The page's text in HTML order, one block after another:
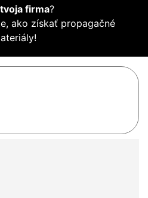
firma?
ako získať propagačné